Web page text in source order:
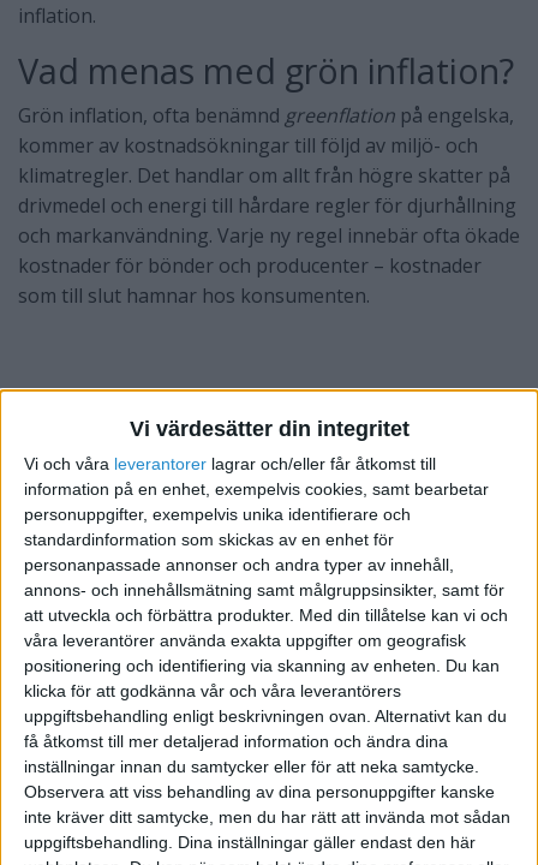
Vi värdesätter din integritet
Vi och våra leverantorer lagrar och/eller får åtkomst till
information på en enhet, exempelvis cookies, samt bearbetar
personuppgifter, exempelvis unika identifierare och
standardinformation som skickas av en enhet för
personanpassade annonser och andra typer av innehåll,
annons- och innehållsmätning samt målgruppsinsikter, samt för
att utveckla och förbättra produkter. Med din tillåtelse kan vi och
våra leverantörer använda exakta uppgifter om geografisk
positionering och identifiering via skanning av enheten. Du kan
klicka för att godkänna vår och våra leverantörers
uppgiftsbehandling enligt beskrivningen ovan. Alternativt kan du
få åtkomst till mer detaljerad information och ändra dina
inställningar innan du samtycker eller för att neka samtycke.
Observera att viss behandling av dina personuppgifter kanske
inte kräver ditt samtycke, men du har rätt att invända mot sådan
uppgiftsbehandling. Dina inställningar gäller endast den här
inflation.
Vad menas med grön inflation?
Grön inflation, ofta benämnd greenflation på engelska,
kommer av kostnadsökningar till följd av miljö- och
klimatregler. Det handlar om allt från högre skatter på
drivmedel och energi till hårdare regler för djurhållning
och markanvändning. Varje ny regel innebär ofta ökade
kostnader för bönder och producenter – kostnader
som till slut hamnar hos konsumenten.
Svenskt och europeiskt jordbruk står under hård press.
Bönder förväntas leva upp till ständigt nya krav: större
ytor, särskilda regler för gödsel, tvingande tider för
grönbete, dyrare transporter och elpriser som skjuter i